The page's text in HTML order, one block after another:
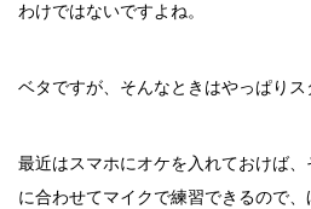
わけではないですよね。
ベタですが、そんなときはやっぱりス
最近はスマホにオケを入れておけば
に合わせてマイクで練習できるので